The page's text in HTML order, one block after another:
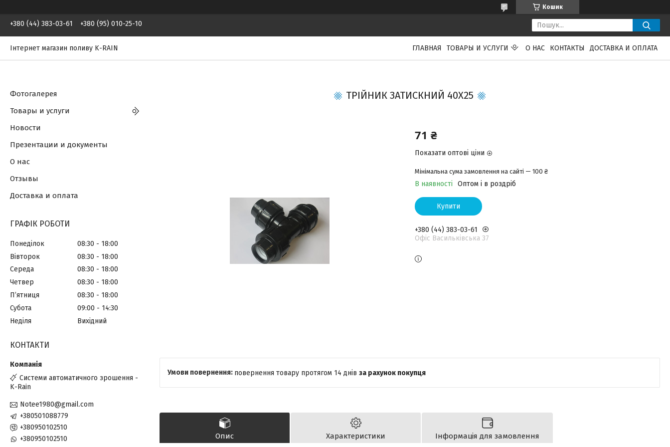
Кошик
+380 (44) 383-03-61 +380 (95) 010-25-10
Інтернет магазин поливу K-RAIN ГЛАВНАЯ ТОВАРЫ И УСЛУГИ О НАС КОНТАКТЫ ДОСТАВКА И ОПЛАТА
ТРІЙНИК ЗАТИСКНИЙ 40Х25
71 ₴
Показати оптові ціни
Мінімальна сума замовлення на сайті — 100 ₴
В наявності Оптом і в роздріб
Купити
+380 (44) 383-03-61
Офіс Васильківська 37
повернення товару протягом 14 днів за рахунок покупця
Опис Характеристики Інформація для замовлення
Фотогалерея
Товары и услуги
Новости
Презентации и документы
О нас
Отзывы
Доставка и оплата
ГРАФІК РОБОТИ
Понеділок 08:30
18:00
Вівторок
08:30
18:00
Середа
08:30
18:00
Четвер
08:30
18:00
Пʼятниця
08:30
18:00
Субота
09:00
14:30
Неділя
Вихідний
КОНТАКТИ
Системи автоматичного зрошення -
K-Rain
Notee1980@gmail.com
+380501088779
+380950102510
+380950102510